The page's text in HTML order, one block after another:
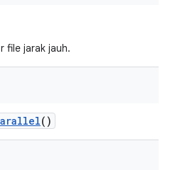
file jarak jauh.
()